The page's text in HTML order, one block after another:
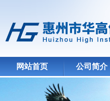
网站首页 公司简介